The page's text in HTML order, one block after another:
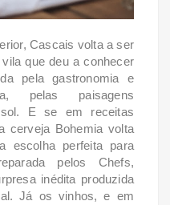
Cascais volta a ser
vila quedeu a conhecer
pela gastronomia e
pelas paisagens
E se em receitas
cerveja Bohemia volta
escolha perfeita para
pelos Chefs,
inédita produzida
. Já os vinhos, e em